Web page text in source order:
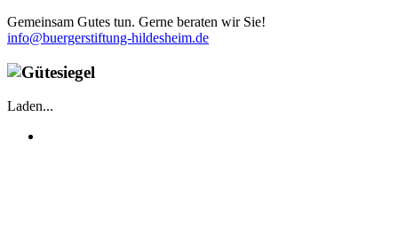
Gemeinsam Gutes tun. Gerne beraten wir Sie!
info@buergerstiftung-hildesheim.de
Laden...